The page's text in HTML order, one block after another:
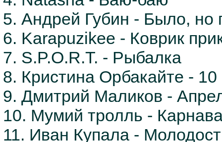
5. Андрей Губин - Было, но
6. Karapuzikee - Коврик
7. S.P.O.R.T. - Рыбалка
8. Кристина Орбакайте - 10
9. Дмитрий Маликов -
10. Мумий тролль -
11. Иван Купала -